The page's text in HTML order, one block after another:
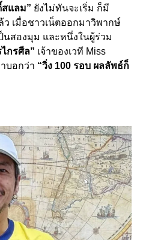
แลม” ยังไม่ทันจะเริ่ม ก็มี
เมื่อชาวเน็ตออกมาวิพากษ์
นสองมุม และหนึ่งในผู้ร่วม
กรศีล” เจ้าของเวที Miss
บอกว่า “วิ่ง 100 รอบ ผลลัพธ์ก็